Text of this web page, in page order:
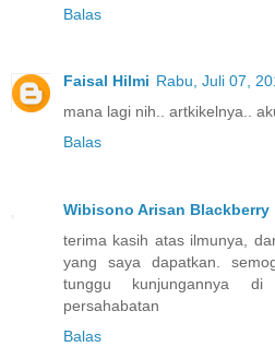
Balas
Faisal Hilmi Rabu, Juli 07,
mana lagi nih.. artkikelnya..
Balas
Wibisono Arisan Blackberry
terima kasih atas ilmunya,
yang saya dapatkan.
tunggu kunjungannya
persahabatan
Balas